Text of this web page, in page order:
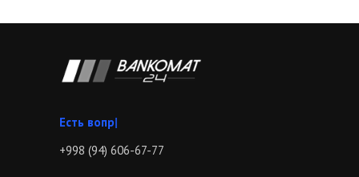
|
+998 (94) 606-67-77